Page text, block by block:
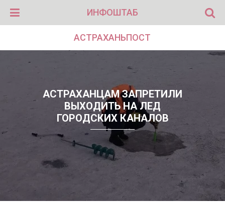
ИНФОШТАБ
АСТРАХАНЬПОСТ
АСТРАХАНЦАМ ЗАПРЕТИЛИ
ВЫХОДИТЬ НА ЛЕД
ГОРОДСКИХ КАНАЛОВ